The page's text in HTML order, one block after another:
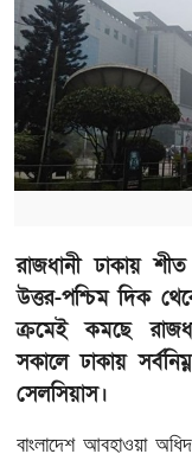
রাজধানী ঢাকায়
উত্তর-পশ্চিম দিক
ক্রমেই কমছে
সকালে ঢাকায়
সেলসিয়াস।
বাংলাদেশ আবহাওয়া